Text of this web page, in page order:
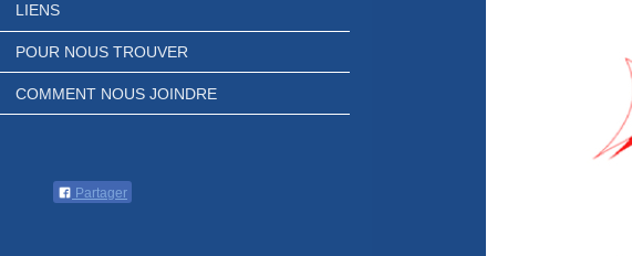
LIENS
POUR NOUS TROUVER
COMMENT NOUS JOINDRE
Partager